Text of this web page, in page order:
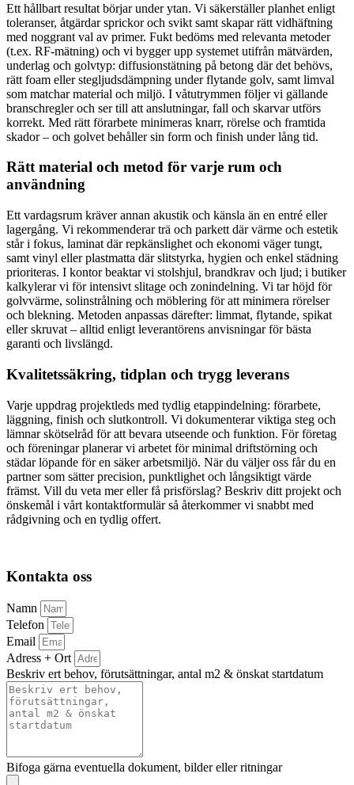
Ett hållbart resultat börjar under ytan. Vi säkerställer planhet enligt
toleranser, åtgärdar sprickor och svikt samt skapar rätt vidhäftning
med noggrant val av primer. Fukt bedöms med relevanta metoder
(t.ex. RF-mätning) och vi bygger upp systemet utifrån mätvärden,
underlag och golvtyp: diffusionstätning på betong där det behövs,
rätt foam eller stegljudsdämpning under flytande golv, samt limval
som matchar material och miljö. I våtutrymmen följer vi gällande
branschregler och ser till att anslutningar, fall och skarvar utförs
korrekt. Med rätt förarbete minimeras knarr, rörelse och framtida
skador – och golvet behåller sin form och finish under lång tid.
Rätt material och metod för varje rum och
användning
Ett vardagsrum kräver annan akustik och känsla än en entré eller
lagergång. Vi rekommenderar trä och parkett där värme och estetik
står i fokus, laminat där repkänslighet och ekonomi väger tungt,
samt vinyl eller plastmatta där slitstyrka, hygien och enkel städning
prioriteras. I kontor beaktar vi stolshjul, brandkrav och ljud; i butiker
kalkylerar vi för intensivt slitage och zonindelning. Vi tar höjd för
golvvärme, solinstrålning och möblering för att minimera rörelser
och blekning. Metoden anpassas därefter: limmat, flytande, spikat
eller skruvat – alltid enligt leverantörens anvisningar för bästa
garanti och livslängd.
Kvalitetssäkring, tidplan och trygg leverans
Varje uppdrag projektleds med tydlig etappindelning: förarbete,
läggning, finish och slutkontroll. Vi dokumenterar viktiga steg och
lämnar skötselråd för att bevara utseende och funktion. För företag
och föreningar planerar vi arbetet för minimal driftstörning och
städar löpande för en säker arbetsmiljö. När du väljer oss får du en
partner som sätter precision, punktlighet och långsiktigt värde
främst. Vill du veta mer eller få prisförslag? Beskriv ditt projekt och
önskemål i vårt kontaktformulär så återkommer vi snabbt med
rådgivning och en tydlig offert.
Kontakta oss
Namn
Telefon
Email
Adress + Ort
Beskriv ert behov, förutsättningar, antal m2 & önskat startdatum
Bifoga gärna eventuella dokument, bilder eller ritningar